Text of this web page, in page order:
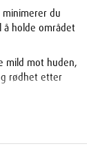
minimerer du
å holde området
mild mot huden,
rødhet etter